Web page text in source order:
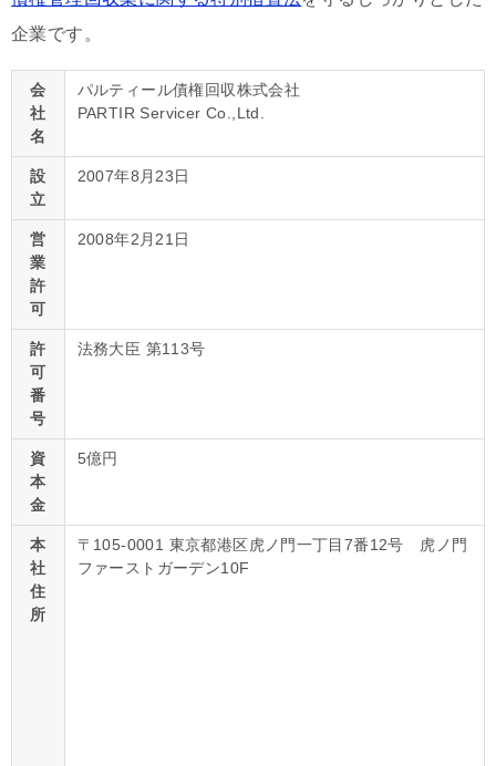
企業です。
会
社
名
パルティール債権回収株式会社
PARTIR Servicer Co.,Ltd.
設
立
2007年8月23日
営
業
許
可
2008年2月21日
許
可
番
号
法務大臣 第113号
資
本
金
5億円
本
社
住
所
〒105-0001 東京都港区虎ノ門一丁目7番12号 虎ノ門
ファーストガーデン10F